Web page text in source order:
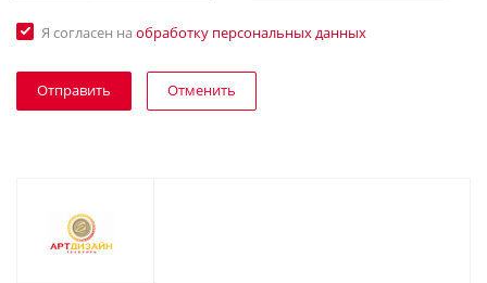
Я согласен на обработку персональных данных
Отменить